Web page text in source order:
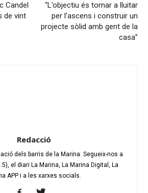
Candel
de vint
“L’objectiu és tornar a lluitar
per l’ascens i construir un
projecte sòlid amb gent de la
casa”
Redacció
dels barris de la Marina. Segueix-nos a
el diari La Marina, La Marina Digital, La
APP i a les xarxes socials.